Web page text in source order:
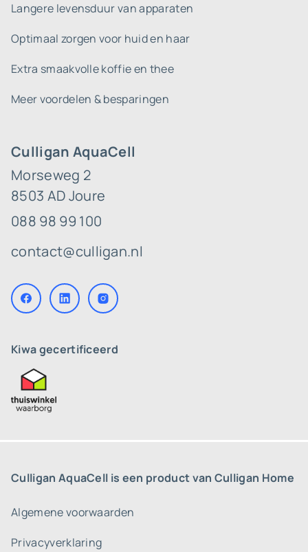
Culligan AquaCell
Morseweg 2
8503 AD Joure
088 98 99 100
contact@culligan.nl
Kiwa gecertificeerd
Langere levensduur van apparaten
Optimaal zorgen voor huid en haar
Extra smaakvolle koffie en thee
Meer voordelen & besparingen
Culligan AquaCell is een product van Culligan Home
Algemene voorwaarden
Privacyverklaring